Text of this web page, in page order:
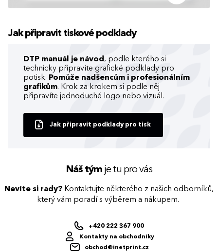
Jak připravit tiskové podklady
DTP manuál je návod , podle kterého si
technicky připravíte grafické podklady pro
potisk. Pomůže nadšencům i profesionálním
grafikům. Krok za krokem si podle něj
připravíte jednoduché logo nebo vizuál.
Jak připravit podklady pro tisk
Náš týmje tu pro vás
Nevíte si rady? Kontaktujte některého z našich odborníků,
který vám poradí s výběrem a nákupem.
+420 222 367 900
Kontakty na obchodníky
obchod@inetprint.cz